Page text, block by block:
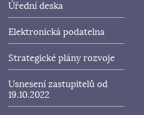
Úřední deska
Elektronická podatelna
Strategické plány rozvoje
Usnesení zastupitelů od
19.10.2022